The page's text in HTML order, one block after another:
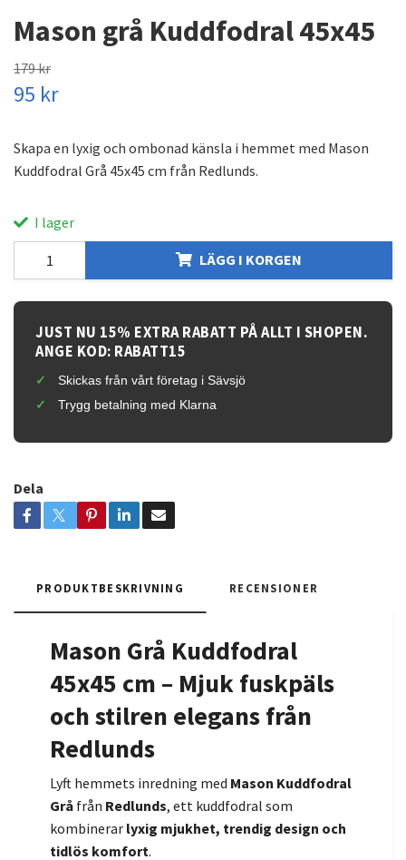
Mason grå Kuddfodral 45x45
179 kr
95 kr
Skapa en lyxig och ombonad känsla i hemmet med Mason
Kuddfodral Grå 45x45 cm från Redlunds.
I lager
LÄGG I KORGEN
JUST NU 15% EXTRA RABATT PÅ ALLT I SHOPEN.
ANGE KOD: RABATT15
Skickas från vårt företag i Sävsjö
Trygg betalning med Klarna
Dela
PRODUKTBESKRIVNING RECENSIONER
Mason Grå Kuddfodral
45x45 cm – Mjuk fuskpäls
och stilren elegans från
Redlunds
Lyft hemmets inredning med Mason Kuddfodral
Grå från Redlunds, ett kuddfodral som
kombinerar lyxig mjukhet, trendig design och
tidlös komfort.